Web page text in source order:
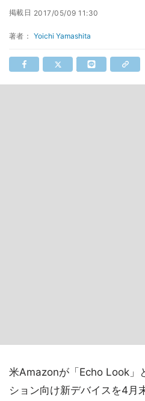
掲載日 2017/05/09 11:30
著者： Yoichi Yamashita
米Amazonが「Echo Look」
ション向け新デバイスを4月